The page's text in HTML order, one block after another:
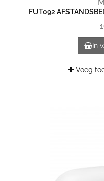
FUT092
In
Voeg